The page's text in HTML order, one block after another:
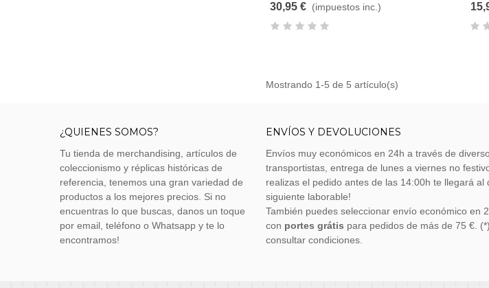
30,95 € (impuestos inc.)
Mostrando 1-5 de 5 artículo(s)
¿QUIENES SOMOS?
Tu tienda de merchandising, artículos de
coleccionismo y réplicas históricas de
referencia, tenemos una gran variedad de
productos a los mejores precios. Si no
encuentras lo que buscas, danos un toque
por email, teléfono o Whatsapp y te lo
encontramos!
ENVÍOS Y DEVOLUCIONES
Envíos muy económicos en 24h a través de
transportistas, entrega de lunes a viernes no
realizas el pedido antes de las 14:00h te llegará al
siguiente laborable!
También puedes seleccionar envío económico en
con portes grátis para pedidos de más de 75 €. (*)
consultar condiciones.